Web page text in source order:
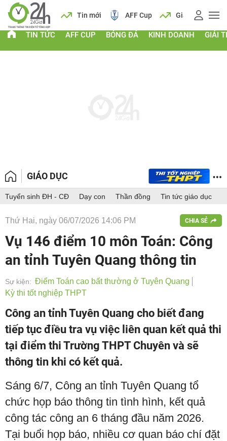
Lịch Tin mới AFF Cup Giá vàng
TIN TỨC AFF CUP BÓNG ĐÁ KINH DOANH GIẢI
GIÁO DỤC
Tuyển sinh ĐH - CĐ Dạy con Thần đồng Tin tức giáo dục
Thứ Hai, ngày 06/07/2026 14:06 PM CHIA SẺ
Vụ 146 điểm 10 môn Toán: Công
an tỉnh Tuyên Quang thông tin
Sự kiện: Điểm Toán cao bất thường ở Tuyên Quang
Kỳ thi tốt nghiệp THPT
Công an tỉnh Tuyên Quang cho biết đang
tiếp tục điều tra vụ việc liên quan kết quả thi
tại điểm thi Trường THPT Chuyên và sẽ
thông tin khi có kết quả.
Sáng 6/7, Công an tỉnh Tuyên Quang tổ
chức họp báo thông tin tình hình, kết quả
công tác công an 6 tháng đầu năm 2026.
Tại buổi họp báo, nhiều cơ quan báo chí đặt